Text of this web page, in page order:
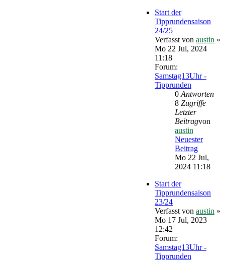
Start der
Tipprundensaison
24/25
Verfasst von austin »
Mo 22 Jul, 2024
11:18
Forum:
Samstag13Uhr -
Tipprunden
0 Antworten
8 Zugriffe
Letzter
Beitragvon
austin
Neuester
Beitrag
Mo 22 Jul,
2024 11:18
Start der
Tipprundensaison
23/24
Verfasst von austin »
Mo 17 Jul, 2023
12:42
Forum:
Samstag13Uhr -
Tipprunden